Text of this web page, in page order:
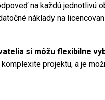
na každú jednotlivú
náklady na
si môžu flexibilne
projektu, a je